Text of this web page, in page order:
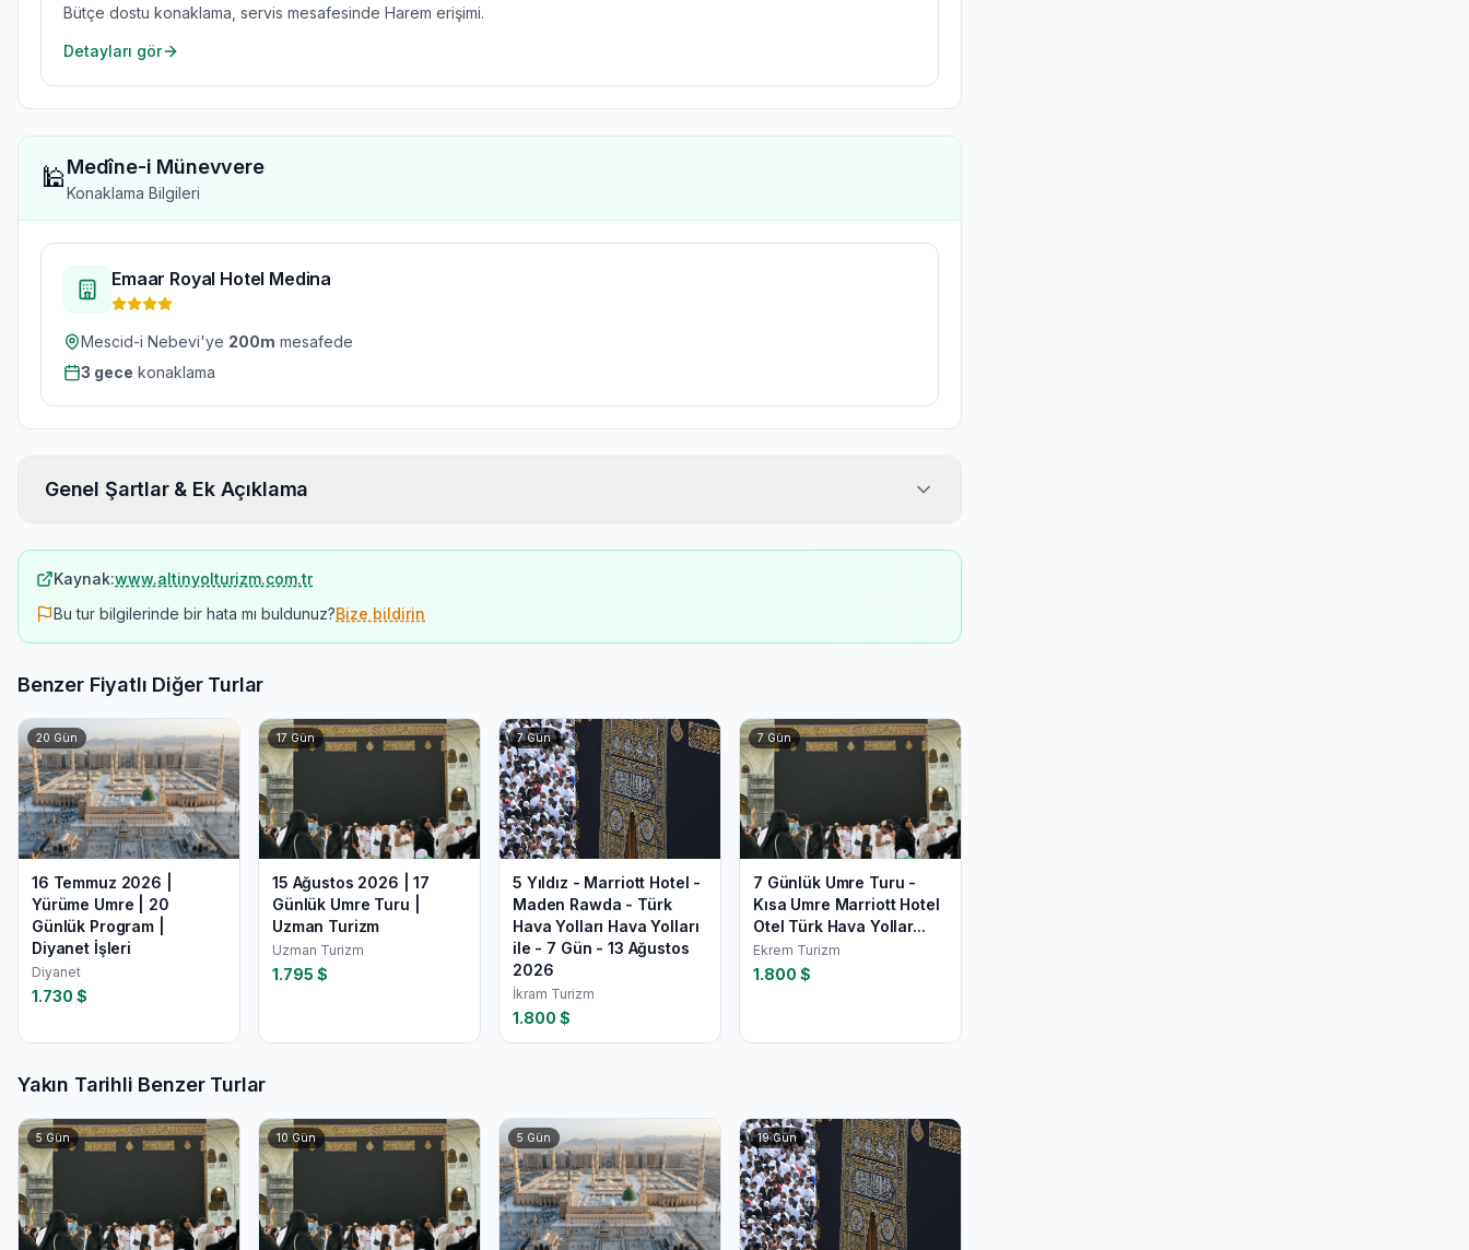
Bütçe dostu konaklama, servis mesafesinde Harem erişimi.
Detayları gör
🕌Medîne-i Münevvere
Konaklama Bilgileri
Emaar Royal Hotel Medina
Mescid-i Nebevi'ye 200m mesafede
3 gece konaklama
Genel Şartlar & Ek Açıklama
Kaynak:www.altinyolturizm.com.tr
Bu tur bilgilerinde bir hata mı buldunuz?Bize bildirin
Benzer Fiyatlı Diğer Turlar
20 Gün
16 Temmuz 2026 |
Yürüme Umre | 20
Günlük Program |
Diyanet İşleri
Diyanet
1.730 $
17Gün
15 Ağustos 2026 | 17
Günlük Umre Turu |
Uzman Turizm
Uzman Turizm
1.795 $
7Gün
5 Yıldız - Marriott Hotel -
Maden Rawda - Türk
Hava Yolları Hava Yolları
ile - 7 Gün - 13 Ağustos
2026
İkram Turizm
1.800 $
7Gün
7 Günlük Umre Turu -
Kısa Umre Marriott Hotel
Otel Türk Hava Yollar...
Ekrem Turizm
1.800 $
Yakın Tarihli Benzer Turlar
5Gün 10Gün 5 Gün 19Gün